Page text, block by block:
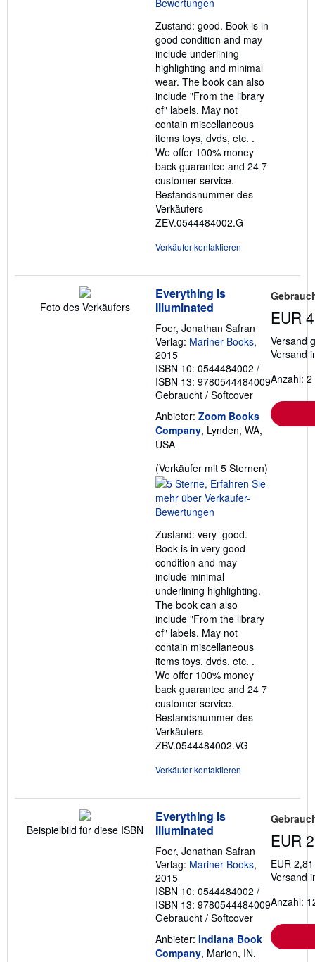
Zustand: good. Book is in
good condition and may
include underlining
highlighting and minimal
wear. The book can also
include "From the library
of" labels. May not
contain miscellaneous
items toys, dvds, etc. .
We offer 100% money
back guarantee and 24 7
customer service.
Bestandsnummer des
Verkäufers
ZEV.0544484002.G
Verkäufer kontaktieren
Foto des Verkäufers
Everything Is
Illuminated
Foer, Jonathan Safran
Verlag: Mariner Books,
2015
ISBN 10: 0544484002 /
ISBN 13: 9780544484009
Gebraucht / Softcover
Anbieter: Zoom Books
Company, Lynden, WA,
USA
(Verkäufer mit 5 Sternen)
Zustand: very_good.
Book is in very good
condition and may
include minimal
underlining highlighting.
The book can also
include "From the library
of" labels. May not
contain miscellaneous
items toys, dvds, etc. .
We offer 100% money
back guarantee and 24 7
customer service.
Bestandsnummer des
Verkäufers
ZBV.0544484002.VG
Verkäufer kontaktieren
EUR
Versand
Versand
Anzahl:
Beispielbild für diese ISBN
Everything Is
Illuminated
Foer, Jonathan Safran
Verlag: Mariner Books,
2015
ISBN 10: 0544484002 /
ISBN 13: 9780544484009
Gebraucht / Softcover
Anbieter: Indiana Book
Company, Marion, IN,
EUR
EUR
Versand
Anzahl: